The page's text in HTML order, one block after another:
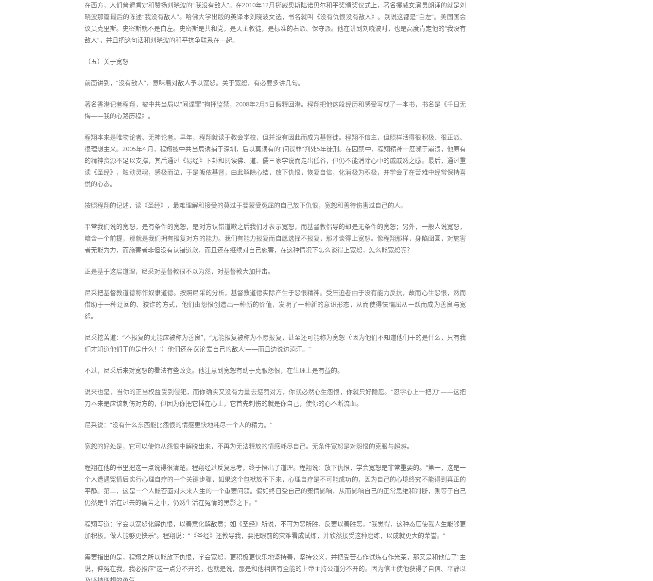
在西方，人们普遍肯定和赞扬刘晓波的“我没有敌人”。在2010年12月挪威奥斯陆诺贝尔和平奖颁奖仪式上，著名挪威女演员朗诵的就是刘
晓波那篇最后的陈述“我没有敌人”。哈佛大学出版的英译本刘晓波文选，书名就叫《没有仇恨没有敌人》。别说这都是“白左”。美国国会
议员克里斯。史密斯就不是白左。史密斯是共和党，是天主教徒，是标准的右派、保守派。他在讲到刘晓波时，也是高度肯定他的“我没有
敌人”，并且把这句话和刘晓波的和平抗争联系在一起。
（五）关于宽恕
前面讲到，“没有敌人”，意味着对敌人予以宽恕。关于宽恕，有必要多讲几句。
著名香港记者程翔，被中共当局以“间谍罪”拘押监禁，2008年2月5日假释回港。程翔把他这段经历和感受写成了一本书，书名是《千日无
悔——我的心路历程》。
程翔本来是唯物论者、无神论者。早年，程翔就读于教会学校，但并没有因此而成为基督徒。程翔不信主，但照样活得很积极、很正派、
很理想主义。2005年4 月，程翔被中共当局诱捕于深圳，后以莫须有的“间谍罪”判处5年徒刑。在囚禁中，程翔精神一度濒于崩溃，他原有
的精神资源不足以支撑，其后通过《易经》卜卦和阅读佛、道、儒三家学说而走出低谷，但仍不能消除心中的戚戚然之感。最后，通过重
读《圣经》，触动灵魂，感极而泣，于是皈依基督，由此解除心结，放下仇恨，恢复自信，化消极为积极，并学会了在苦难中经常保持喜
悦的心态。
按照程翔的记述，读《圣经》，最难理解和接受的莫过于要蒙受冤屈的自己放下仇恨，宽恕和善待伤害过自己的人。
平常我们说的宽恕，是有条件的宽恕，是对方认错道歉之后我们才表示宽恕，而基督教倡导的却是无条件的宽恕；另外，一般人说宽恕，
暗含一个前提，那就是我们拥有报复对方的能力。我们有能力报复而自愿选择不报复，那才谈得上宽恕。像程翔那样，身陷囹圄，对施害
者无能为力，而施害者非但没有认错道歉，而且还在继续对自己施害，在这种情况下怎么谈得上宽恕，怎么能宽恕呢？
正是基于这层道理，尼采对基督教很不以为然，对基督教大加抨击。
尼采把基督教道德称作奴隶道德。按照尼采的分析，基督教道德实际产生于怨恨精神。受压迫者由于没有能力反抗，故而心生怨恨，然而
借助于一种迂回的、狡诈的方式，他们由怨恨创造出一种新的价值，发明了一种新的意识形态，从而使得怯懦屈从一跃而成为善良与宽
恕。
尼采挖苦道：“不报复的无能应被称为善良”，“无能报复被称为不愿报复，甚至还可能称为宽恕（‘因为他们不知道他们干的是什么，只有我
们才知道他们干的是什么！’）他们还在议论‘爱自己的敌人’——而且边说边淌汗。”
不过，尼采后来对宽恕的看法有些改变。他注意到宽恕有助于克服怨恨，在生理上是有益的。
说来也是，当你的正当权益受到侵犯，而你确实又没有力量去惩罚对方，你就必然心生怨恨，你就只好隐忍。“忍字心上一把刀”——这把
刀本来是应该刺伤对方的，但因为你把它插在心上，它首先刺伤的就是你自己，使你的心不断流血。
尼采说：“没有什么东西能比怨恨的情感更快地耗尽一个人的精力。”
宽恕的好处是，它可以使你从怨恨中解脱出来，不再为无法释放的情感耗尽自己。无条件宽恕是对怨恨的克服与超越。
程翔在他的书里把这一点说得很清楚。程翔经过反复思考，终于悟出了道理。程翔说：放下仇恨，学会宽恕是非常重要的。“第一，这是一
个人遭遇冤情后实行心理自疗的一个关键步骤，如果这个包袱放不下来，心理自疗是不可能成功的，因为自己的心境终究不能得到真正的
平静。第二，这是一个人能否面对未来人生的一个重要问题。假如终日受自己的冤情影响，从而影响自己的正常思维和判断，则等于自己
仍然是生活在过去的痛苦之中，仍然生活在冤情的黑影之下。”
程翔写道：学会以宽恕化解仇恨，以善意化解敌意；如《圣经》所说，不可为恶所胜，反要以善胜恶。“我觉得，这种态度使我人生能够更
加积极，做人能够更快乐”。程翔说：“《圣经》还教导我，要把眼前的灾难看成试炼，并欣然接受这种磨练，以成就更大的荣誉。”
需要指出的是，程翔之所以能放下仇恨，学会宽恕，更积极更快乐地坚持善，坚持公义，并把受苦看作试炼看作光荣，那又是和他信了“主
说，伸冤在我，我必报应”这一点分不开的，也就是说，那是和他相信有全能的上帝主持公道分不开的。因为信主使他获得了自信、平静以